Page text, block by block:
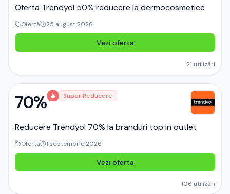
Oferta Trendyol 50% reducere la dermocosmetice
Ofertă 25 august 2026
Vezi oferta
21 utilizări
70% Super Reducere
Reducere Trendyol 70% la branduri top in outlet
Ofertă 1 septembrie 2026
Vezi oferta
106 utilizări